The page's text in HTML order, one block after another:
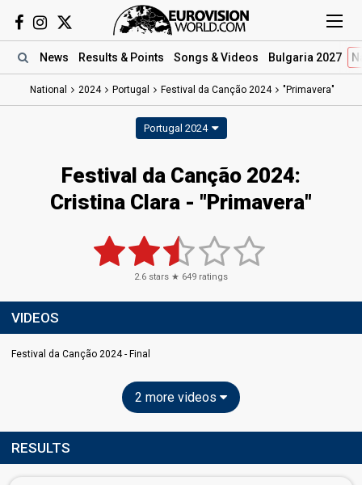
News Results & Points Songs & Videos Bulgaria 2027
National 2024 Portugal Festival da Canção 2024 "Primavera"
Portugal 2024
Festival da Canção 2024:
Cristina Clara - "Primavera"
2.6 stars ★ 649 ratings
VIDEOS
Festival da Canção 2024 - Final
2 more videos
RESULTS